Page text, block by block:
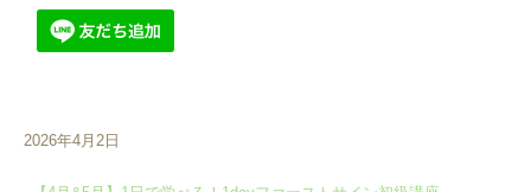
2026年4月2日